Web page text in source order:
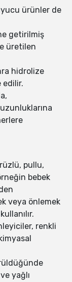
ürünler de
getirilmiş
üretilen
hidrolize
edilir.
pullu,
bebek
veya önlemek
renkli
yağlı